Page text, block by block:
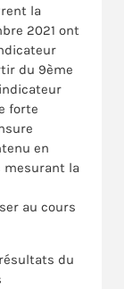
la
2021 ont
du 9ème
forte
en
mesurant la
au cours
du